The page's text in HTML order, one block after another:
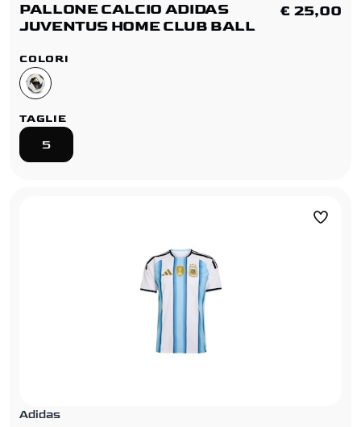
PALLONE CALCIO ADIDAS
JUVENTUS HOME CLUB BALL
€ 25,00
COLORI
TAGLIE
5
Adidas